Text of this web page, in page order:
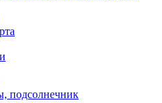
подсолнечник